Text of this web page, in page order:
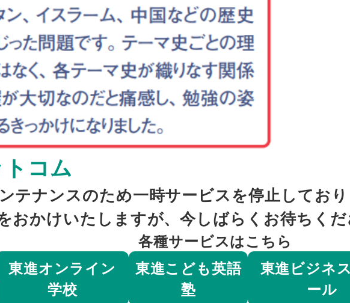
コム
テナンスのため一時サービスを停止しており
おかけいたしますが、今しばらくお待ちくだ
各種サービスはこちら
東進オンライン
学校
東進こども英語
塾
東進ビジネ
ール